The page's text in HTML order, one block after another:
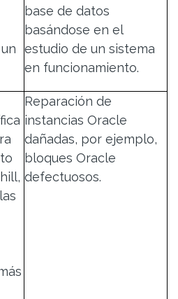
base de datos
basándose en el
estudio de un sistema
en funcionamiento.
Reparación de
instancias Oracle
dañadas, por ejemplo,
bloques Oracle
defectuosos.